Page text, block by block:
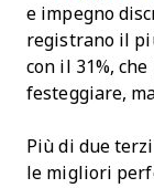
e impegno
registrano il
con il 31%,
festeggiare,
Più di due
le migliori